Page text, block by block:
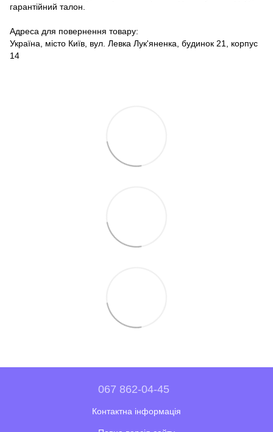
гарантійний талон.
Адреса для повернення товару:
Україна, місто Київ, вул. Левка Лук'яненка, будинок 21, корпус
14
067 862-04-45
Контактна інформація